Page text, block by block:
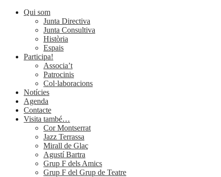
Qui som
Junta Directiva
Junta Consultiva
Història
Espais
Participa!
Associa’t
Patrocinis
Col·laboracions
Notícies
Agenda
Contacte
Visita també…
Cor Montserrat
Jazz Terrassa
Mirall de Glaç
Agustí Bartra
Grup F dels Amics
Grup F del Grup de Teatre